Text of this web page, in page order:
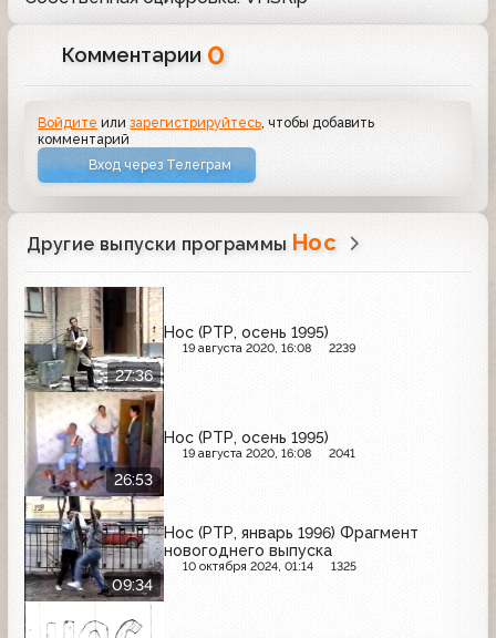
Комментарии 0
Войдите илизарегистрируйтесь , чтобы добавить
комментарий
Вход через Телеграм
Другие выпуски программы Нос
27:36
Нос (РТР, осень 1995)
19 августа 2020, 16:08 2239
26:53
Нос (РТР, осень 1995)
19 августа 2020, 16:08 2041
09:34
Нос (РТР, январь 1996) Фрагмент
новогоднего выпуска
10 октября 2024, 01:14 1325